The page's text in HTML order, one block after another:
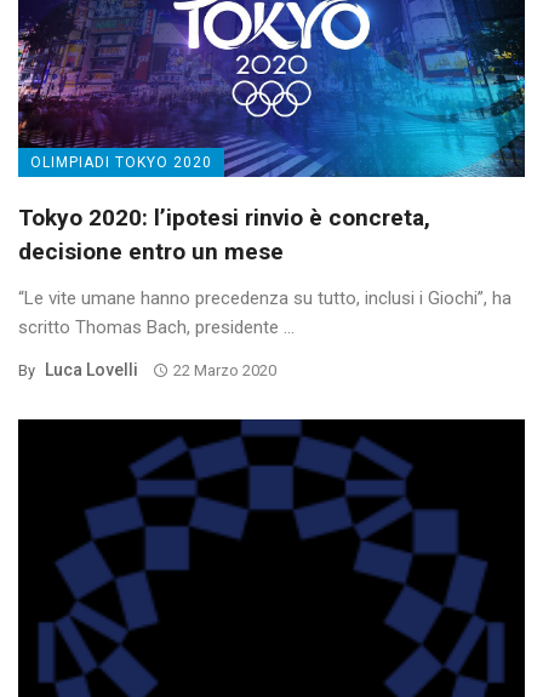
OLIMPIADI TOKYO 2020
Tokyo 2020: l’ipotesi rinvio è concreta,
decisione entro un mese
“Le vite umane hanno precedenza su tutto, inclusi i Giochi”, ha
scritto Thomas Bach, presidente ...
By Luca Lovelli 22 Marzo 2020